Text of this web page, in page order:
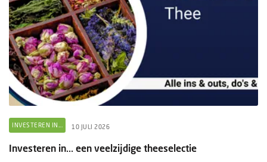
INVESTEREN IN... 10 JULI 2026
Investeren in... een veelzijdige theeselectie